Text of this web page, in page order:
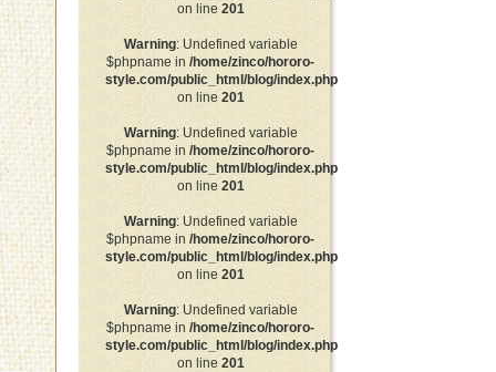
on line 201
Warning: Undefined variable
$phpname in /home/zinco/hororo-
style.com/public_html/blog/index.php
on line 201
Warning: Undefined variable
$phpname in /home/zinco/hororo-
style.com/public_html/blog/index.php
on line 201
Warning: Undefined variable
$phpname in /home/zinco/hororo-
style.com/public_html/blog/index.php
on line 201
Warning: Undefined variable
$phpname in /home/zinco/hororo-
style.com/public_html/blog/index.php
on line 201